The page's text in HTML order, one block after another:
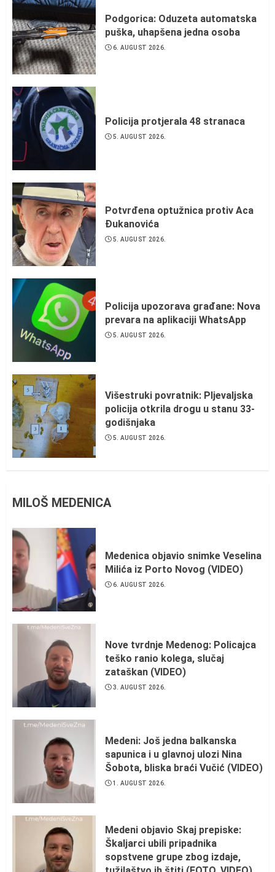
Podgorica: Oduzeta automatska
puška, uhapšena jedna osoba
6. AUGUST 2026.
Policija protjerala 48 stranaca
5. AUGUST 2026.
Potvrđena optužnica protiv Aca
Đukanovića
5. AUGUST 2026.
Policija upozorava građane: Nova
prevara na aplikaciji WhatsApp
5. AUGUST 2026.
Višestruki povratnik: Pljevaljska
policija otkrila drogu u stanu 33-
godišnjaka
5. AUGUST 2026.
MILOŠ MEDENICA
Medenica objavio snimke Veselina
Milića iz Porto Novog (VIDEO)
6. AUGUST 2026.
Nove tvrdnje Medenog: Policajca
teško ranio kolega, slučaj
zataškan (VIDEO)
3. AUGUST 2026.
Medeni: Još jedna balkanska
sapunica i u glavnoj ulozi Nina
Šobota, bliska braći Vučić (VIDEO)
1. AUGUST 2026.
Medeni objavio Skaj prepiske:
Škaljarci ubili pripadnika
sopstvene grupe zbog izdaje,